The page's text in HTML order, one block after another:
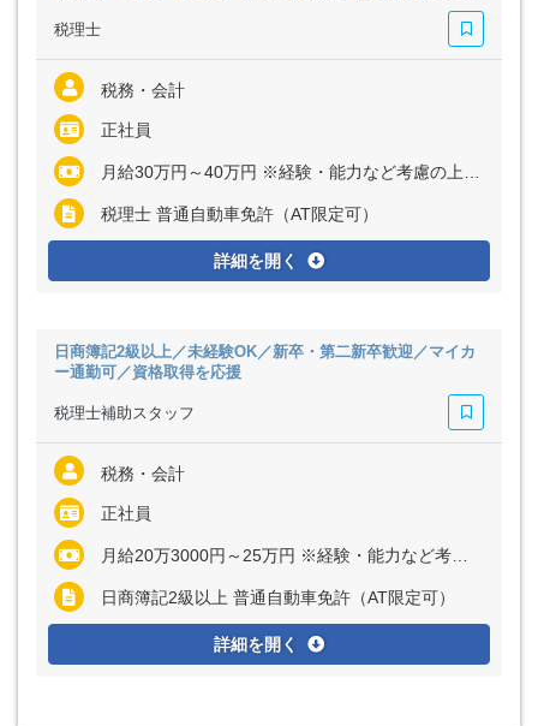
税理士
税務・会計
正社員
月給30万円～40万円 ※経験・能力など考慮の上、決定いたします ※残業代は全額支給
税理士 普通自動車免許（AT限定可）
詳細を開く
日商簿記2級以上／未経験OK／新卒・第二新卒歓迎／マイカ
ー通勤可／資格取得を応援
税理士補助スタッフ
税務・会計
正社員
月給20万3000円～25万円 ※経験・能力など考慮の上、決定いたします ※残業代は全額支給
日商簿記2級以上 普通自動車免許（AT限定可）
詳細を開く